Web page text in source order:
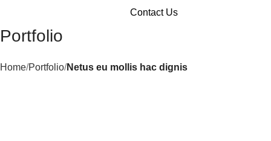
Contact Us
Portfolio
Home Portfolio Netus eu mollis hac dignis